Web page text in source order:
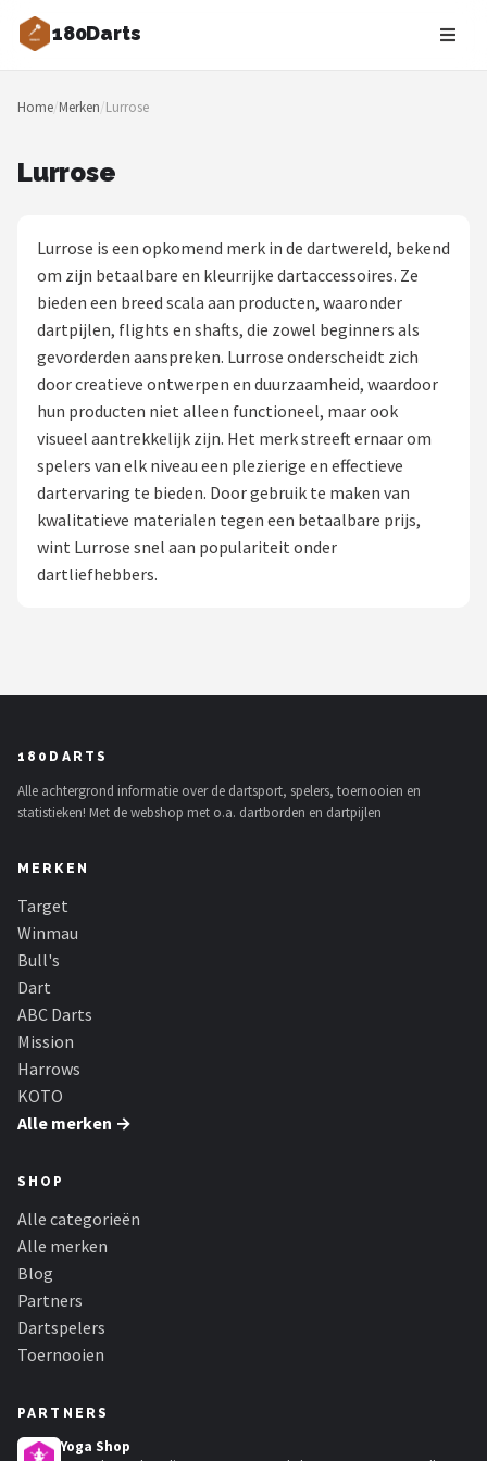
180Darts
Zoeken
NAVIGATIE
Blog
Dartspelers
Toernooien
Spelregels
Uitgooilijst
Dartshop
Dart
ABC Darts
Mission
Harrows
KOTO
Unicorn
Red Dragon
Home/Merken/Lurrose
Lurrose
Lurrose is een opkomend merk in de dartwereld, bekend
om zijn betaalbare en kleurrijke dartaccessoires. Ze
bieden een breed scala aan producten, waaronder
dartpijlen, flights en shafts, die zowel beginners als
gevorderden aanspreken. Lurrose onderscheidt zich
door creatieve ontwerpen en duurzaamheid, waardoor
hun producten niet alleen functioneel, maar ook
visueel aantrekkelijk zijn. Het merk streeft ernaar om
spelers van elk niveau een plezierige en effectieve
dartervaring te bieden. Door gebruik te maken van
kwalitatieve materialen tegen een betaalbare prijs,
wint Lurrose snel aan populariteit onder
dartliefhebbers.
180DARTS
Alle achtergrond informatie over de dartsport, spelers, toernooien en
statistieken! Met de webshop met o.a. dartborden en dartpijlen
MERKEN
Target
Winmau
Bull's
Dart
ABC Darts
Mission
Harrows
KOTO
Alle merken →
SHOP
Alle categorieën
Alle merken
Blog
Partners
Dartspelers
Toernooien
PARTNERS
Yoga Shop